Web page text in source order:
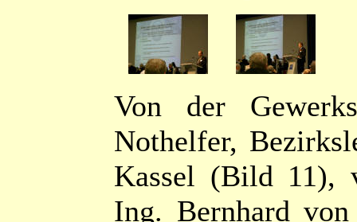
Von der
Nothelfer,
Kassel (Bild 11),
Ing. Bernhard